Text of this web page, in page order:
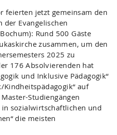
feierten jetzt gemeinsam den
der Evangelischen
Rund 500 Gäste
zusammen, um den
2025 zu
176 Absolvierenden hat
und Inklusive Pädagogik“
Kindheitspädagogik“ auf
Studiengängen
sozialwirtschaftlichen und
die meisten